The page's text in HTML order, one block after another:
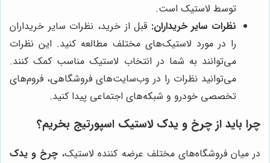
توسط لاستیک است.
نظرات سایر خریداران: قبل از خرید، نظرات سایر خریداران
را در مورد لاستیک‌های مختلف مطالعه کنید. این نظرات
می‌توانند به شما در انتخاب لاستیک مناسب کمک کنند.
می‌توانید نظرات را در وب‌سایت‌های فروشگاهی، فروم‌های
تخصصی خودرو و شبکه‌های اجتماعی پیدا کنید.
چرا باید ازچرخ و یدک لاستیک اسپورتیج بخریم؟
در میان فروشگاه‌های مختلف عرضه کننده لاستیک، چرخ و یدک